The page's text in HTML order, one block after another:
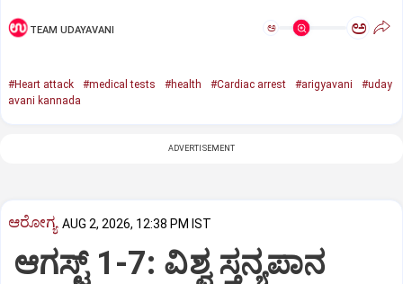
TEAM UDAYAVANI ಅ ಅ
#Heart attack #medical tests #health #Cardiac arrest #arigyavani
#uday
avani kannada
ADVERTISEMENT
ಆರೋಗ್ಯ AUG 2, 2026, 12:38 PM IST
ಆಗಸ್ಟ್‌ 1-7: ವಿಶ್ವ ಸ್ತನ್ಯಪಾನ